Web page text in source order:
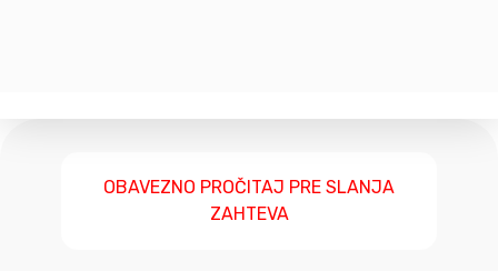
OBAVEZNO PROČITAJ PRE SLANJA
ZAHTEVA